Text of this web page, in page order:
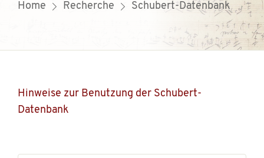
Home Recherche Schubert-Datenbank
Hinweise zur Benutzung der Schubert-
Datenbank